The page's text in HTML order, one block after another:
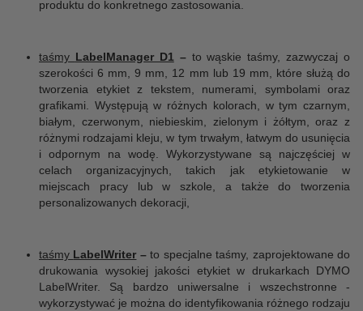
produktu do konkretnego zastosowania.
taśmy LabelManager D1 –to wąskie taśmy, zazwyczaj o
szerokości 6 mm, 9 mm, 12 mm lub 19 mm, które służą do
tworzenia etykiet z tekstem, numerami, symbolami oraz
grafikami. Występują w różnych kolorach, w tym czarnym,
białym, czerwonym, niebieskim, zielonym i żółtym, oraz z
różnymi rodzajami kleju, w tym trwałym, łatwym do usunięcia
i odpornym na wodę. Wykorzystywane są najczęściej w
celach organizacyjnych, takich jak etykietowanie w
miejscach pracy lub w szkole, a także do tworzenia
personalizowanych dekoracji,
taśmy LabelWriter –to specjalne taśmy, zaprojektowane do
drukowania wysokiej jakości etykiet w drukarkach DYMO
LabelWriter. Są bardzo uniwersalne i wszechstronne -
wykorzystywać je można do identyfikowania różnego rodzaju